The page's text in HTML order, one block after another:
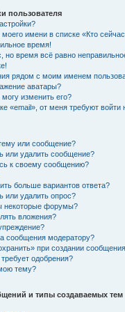
пользователя
моего имени в списке «Кто
время!
но время всё равно
рядом с моим именем
аватары?
могу изменить его?
«email», от меня требуют войти
или сообщение?
или удалить сообщение?
к своему сообщению?
больше вариантов ответа?
или удалить опрос?
некоторые форумы?
вложения?
сообщения модератору?
при создании
одобрения?
тему?
и типы создаваемых тем